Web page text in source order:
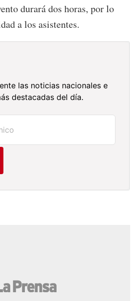
durará dos horas, por lo
a los asistentes.
las noticias nacionales e
destacadas del día.